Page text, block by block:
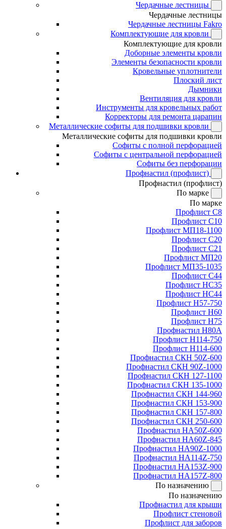
Чердачные лестницы
Чердачные лестницы
Чердачные лестницы Fakro
Комплектующие для кровли
Комплектующие для кровли
Доборные элементы кровли
Элементы безопасности кровли
Кровельные уплотнители
Плоский лист
Дымники
Вентиляция для кровли
Инструменты для кровельных работ
Корректоры для ремонта царапин
Металлические софиты для подшивки кровли
Металлические софиты для подшивки кровли
Софиты с полной перфорацией
Софиты с центральной перфорацией
Софиты без перфорации
Профнастил (профлист)
Профнастил (профлист)
По марке
По марке
Профлист С8
Профлист С10
Профлист МП18-1100
Профлист С20
Профлист С21
Профлист МП20
Профлист МП35-1035
Профлист С44
Профлист НС35
Профлист НС44
Профлист Н57-750
Профлист Н60
Профлист Н75
Профнастил Н80А
Профлист Н114-750
Профлист Н114-600
Профнастил СКН 50Z-600
Профнастил СКН 90Z-1000
Профнастил СКН 127-1100
Профнастил СКН 135-1000
Профнастил СКН 144-960
Профнастил СКН 153-900
Профнастил СКН 157-800
Профнастил СКН 250-600
Профнастил НА50Z-600
Профнастил НА60Z-845
Профнастил НА90Z-1000
Профнастил НА114Z-750
Профнастил НА153Z-900
Профнастил НА157Z-800
По назначению
По назначению
Профнастил для крыши
Профлист стеновой
Профлист для заборов